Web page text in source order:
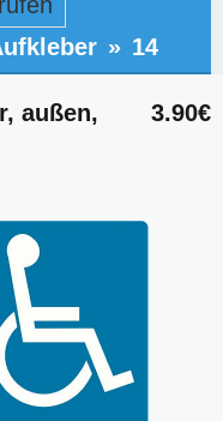
» 14
3.90€
außen,